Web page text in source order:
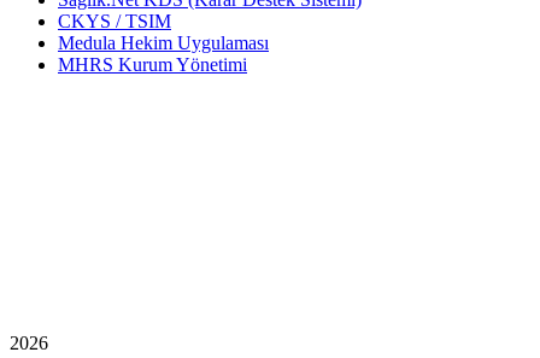
CKYS / TSIM
Medula Hekim Uygulaması
MHRS Kurum Yönetimi
2026